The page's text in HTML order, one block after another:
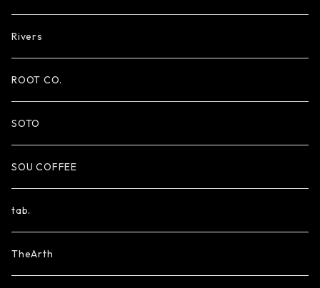
Rivers
ROOT CO.
SOTO
SOU COFFEE
tab.
TheArth